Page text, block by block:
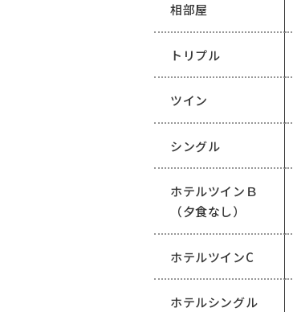
相部屋
トリプル
ツイン
シングル
ホテルツインＢ
（夕食なし）
ホテルツインC
ホテルシングル